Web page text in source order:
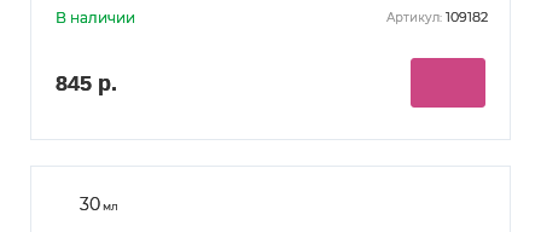
В наличии Артикул: 109182
845 р.
30мл